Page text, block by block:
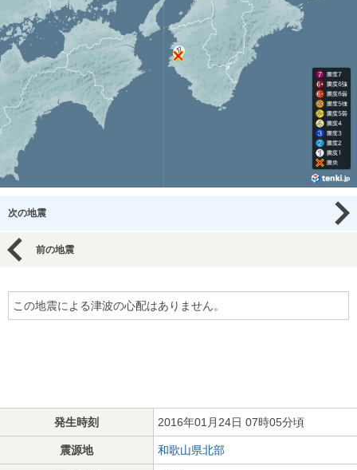
次の地震
前の地震
この地震による津波の心配はありません。
発生時刻 2016年01月24日 07時05分頃
震源地 和歌山県北部